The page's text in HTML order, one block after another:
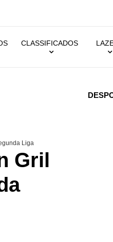
CLASSIFICADOS
Liga
Gril